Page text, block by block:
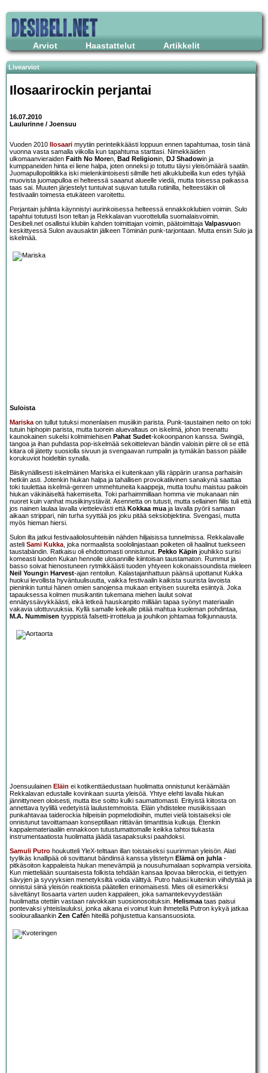
Arviot Haastattelut Artikkelit
Livearviot
Ilosaarirockin perjantai
16.07.2010
Laulurinne / Joensuu
Vuoden 2010 Ilosaari myytiin perinteikkäästi loppuun ennen tapahtumaa, tosin tänä
vuonna vasta samalla viikolla kun tapahtuma starttasi. Nimekkäiden
ulkomaanvieraiden Faith No Moren, Bad Religionin, DJ Shadowin ja
kumppaneiden hinta ei liene halpa, joten onneksi jo totuttu täysi yleisömäärä saatiin.
Juomapullopolitiikka iski mielenkiintoisesti silmille heti alkuklubeilla kun edes tyhjää
muovista juomapulloa ei helteessä saaanut alueelle viedä, mutta toisessa paikassa
taas sai. Muuten järjestelyt tuntuivat sujuvan tutulla rutiinilla, helteestäkin oli
festivaalin toimesta etukäteen varoitettu.
Perjantain juhlinta käynnistyi aurinkoisessa helteessä ennakkoklubien voimin. Sulo
tapahtui totutusti Ison teltan ja Rekkalavan vuorottelulla suomalaisvoimin.
Desibeli.net osallistui klubiin kahden toimittajan voimin, päätoimittaja Valpasvuon
keskittyessä Sulon avausaktin jälkeen Töminän punk-tarjontaan. Mutta ensin Sulo ja
iskelmää.
Suloista
Mariskaon tullut tutuksi monenlaisen musiikin parista. Punk-taustainen neito on toki
tutuin hiphopin parista, mutta tuorein aluevaltaus on iskelmä, johon treenattu
kaunokainen sukelsi kolmimiehisen Pahat Sudet-kokoonpanon kanssa. Swingiä,
tangoa ja ihan puhdasta pop-iskelmää sekoittelevan bändin valoisin piirre oli se että
kitara oli jätetty suosiolla sivuun ja svengaavan rumpalin ja tymäkän basson päälle
korukuviot hoideltiin synalla.
Biisikynällisesti iskelmäinen Mariska ei kuitenkaan yllä räppärin uransa parhaisiin
hetkiin asti. Jotenkin hiukan halpa ja tahallisen provokatiivinen sanakynä saattaa
toki tuulettaa iskelmä-genren ummehtuneita kaappeja, mutta touhu maistuu paikoin
hiukan väkinäiseltä hakemiselta. Toki parhaimmillaan homma vie mukanaan niin
nuoret kuin vanhat musiikinystävät. Asennetta on tutusti, mutta sellainen fiilis tuli että
jos nainen laulaa lavalla viettelevästi että Kokkaa muaja lavalla pyörii samaan
aikaan strippari, niin turha syyttää jos joku pitää seksiobjektina. Svengasi, mutta
myös hieman hiersi.
Sulon ilta jatkui festivaaliolosuhteisiin nähden hiljaisissa tunnelmissa. Rekkalavalle
asteli Sami Kukka, joka normaalista soololinjastaan poiketen oli haalinut tuekseen
taustabändin. Ratkaisu oli ehdottomasti onnistunut. Pekko Käpin jouhikko surisi
komeasti luoden Kukan hennolle ulosannille kiintoisan taustamaton. Rummut ja
basso soivat hienostuneen rytmikkäästi tuoden yhtyeen kokonaissoundista mieleen
Neil Youngin Harvest-ajan rentoilun. Kalastajanhattuun päänsä upottanut Kukka
huokui levollista hyväntuulisuutta, vaikka festivaalin kaikista suurista lavoista
pieninkin tuntui hänen omien sanojensa mukaan erityisen suurelta esiintyä. Joka
tapauksessa kolmen musikantin tukemana miehen laulut soivat
ennätyssävykkäästi, eikä letkeä hauskanpito millään tapaa syönyt materiaalin
vakavia ulottuvuuksia. Kyllä samalle keikalle pitää mahtua kuoleman pohdintaa,
M.A. Nummisen tyyppistä falsetti-irrottelua ja jouhikon johtamaa folkjunnausta.
Joensuulainen Eläin ei kotikenttäedustaan huolimatta onnistunut keräämään
Rekkalavan edustalle kovinkaan suurta yleisöä. Yhtye elehti lavalla hiukan
jännittyneen oloisesti, mutta itse soitto kulki saumattomasti. Erityistä kiitosta on
annettava tyylillä vedetyistä laulustemmoista. Eläin yhdistelee musiikissaan
punkahtavaa taiderockia hilpeisiin popmelodioihin, muttei vielä toistaiseksi ole
onnistunut tavoittamaan konseptillaan riittävän timanttisia kulkuja. Etenkin
kappalemateriaaliin ennakkoon tutustumattomalle keikka tahtoi tiukasta
instrumentaatiosta huolimatta jäädä tasapaksuksi paahdoksi.
Samuli Putro houkutteli YleX-telttaan illan toistaiseksi suurimman yleisön. Alati
tyylikäs knallipää oli sovittanut bändinsä kanssa ylistetyn Elämä on juhla-
pitkäsoiton kappaleista hiukan menevämpiä ja nousuhumalaan sopivampia versioita.
Kun mietteliään suuntaisesta folkista tehdään kansaa lipovaa bilerockia, ei tiettyjen
sävyjen ja syvyyksien menetyksiltä voida välttyä. Putro halusi kuitenkin viihdyttää ja
onnistui siinä yleisön reaktioista päätellen erinomaisesti. Mies oli esimerkiksi
säveltänyt Ilosaarta varten uuden kappaleen, joka samantekevyydestään
huolimatta otettiin vastaan raivokkain suosionosoituksin. Helismaataas paisui
pontevaksi yhteislauluksi, jonka aikana ei voinut kuin ihmetellä Putron kykyä jatkaa
soolourallaankin Zen Cafén hiteillä pohjustettua kansansuosiota.